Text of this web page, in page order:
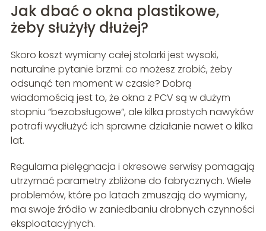
Jak dbać o okna plastikowe,
żeby służyły dłużej?
Skoro koszt wymiany całej stolarki jest wysoki,
naturalne pytanie brzmi: co możesz zrobić, żeby
odsunąć ten moment w czasie? Dobrą
wiadomością jest to, że okna z PCV są w dużym
stopniu “bezobsługowe”, ale kilka prostych nawyków
potrafi wydłużyć ich sprawne działanie nawet o kilka
lat.
Regularna pielęgnacja i okresowe serwisy pomagają
utrzymać parametry zbliżone do fabrycznych. Wiele
problemów, które po latach zmuszają do wymiany,
ma swoje źródło w zaniedbaniu drobnych czynności
eksploatacyjnych.